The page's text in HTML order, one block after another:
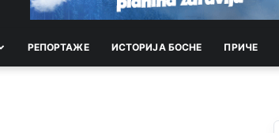
РEПОРТАЖE ИСТОРИЈА БОСНЕ ПРИЧЕ